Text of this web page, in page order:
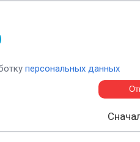
персональных данных